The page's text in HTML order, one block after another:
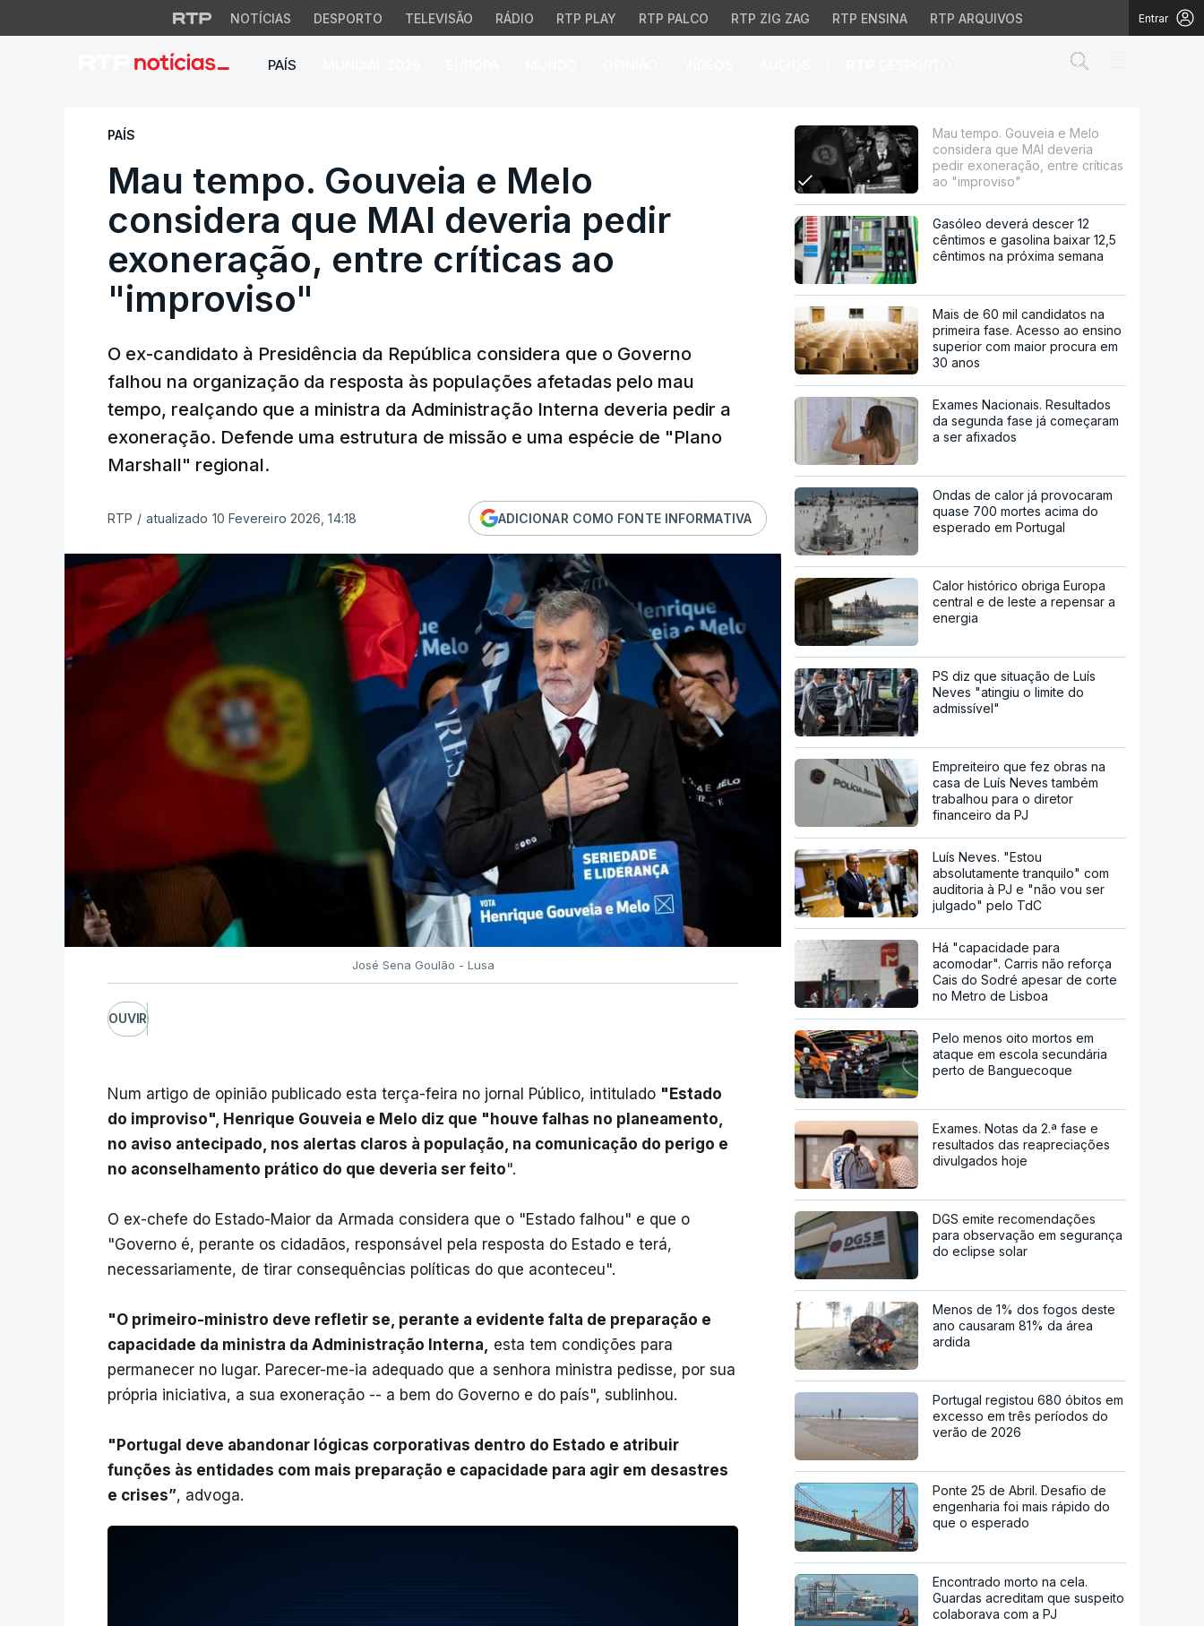
NOTÍCIAS DESPORTO TELEVISÃO RÁDIO RTP PLAY RTP PALCO RTP ZIG ZAG RTP ENSINA RTP ARQUIVOS Entrar
PAÍS
Mau tempo. Gouveia e Melo considera que MAI deveria pedir
PAÍS
Mau tempo. Gouveia e Melo
considera que MAI deveria pedir
exoneração, entre críticas ao
"improviso"
O ex-candidato à Presidência da República considera que o Governo
falhou na organização da resposta às populações afetadas pelo mau
tempo, realçando que a ministra da Administração Interna deveria pedir a
exoneração. Defende uma estrutura de missão e uma espécie de "Plano
Marshall" regional.
RTP / atualizado 10 Fevereiro 2026, 14:18 ADICIONAR COMO FONTE INFORMATIVA
José Sena Goulão - Lusa
OUVIR
Num artigo de opinião publicado esta terça-feira no jornal Público, intitulado "Estado
do improviso", Henrique Gouveia e Melo diz que "houve falhas no planeamento,
no aviso antecipado, nos alertas claros à população, na comunicação do perigo e
no aconselhamento prático do que deveria ser feito".
O ex-chefe do Estado-Maior da Armada considera que o "Estado falhou" e que o
"Governo é, perante os cidadãos, responsável pela resposta do Estado e terá,
necessariamente, de tirar consequências políticas do que aconteceu".
"O primeiro-ministro deve refletir se, perante a evidente falta de preparação e
capacidade da ministra da Administração Interna,
esta tem condições para
permanecer no lugar. Parecer-me-ia adequado que a senhora ministra pedisse, por sua
própria iniciativa, a sua exoneração -- a bem do Governo e do país", sublinhou.
"Portugal deve abandonar lógicas corporativas dentro do Estado e atribuir
funções às entidades com mais preparação e capacidade para agir em desastres
e crises”, advoga.
Mau tempo. Gouveia e Melo
considera que MAI deveria
pedir exoneração, entre críticas
ao "improviso"
Gasóleo deverá descer 12
cêntimos e gasolina baixar 12,5
cêntimos na próxima semana
Mais de 60 mil candidatos na
primeira fase. Acesso ao ensino
superior com maior procura em
30 anos
Exames Nacionais. Resultados
da segunda fase já começaram
a ser afixados
Ondas de calor já provocaram
quase 700 mortes acima do
esperado em Portugal
Calor histórico obriga Europa
central e de leste a repensar a
energia
PS diz que situação de Luís
Neves "atingiu o limite do
admissível"
Empreiteiro que fez obras na
casa de Luís Neves também
trabalhou para o diretor
financeiro da PJ
Luís Neves. "Estou
absolutamente tranquilo" com
auditoria à PJ e "não vou ser
julgado" pelo TdC
Há "capacidade para
acomodar". Carris não reforça
Cais do Sodré apesar de corte
no Metro de Lisboa
Pelo menos oito mortos em
ataque em escola secundária
perto de Banguecoque
Exames. Notas da 2.ª fase e
resultados das reapreciações
divulgados hoje
DGS emite recomendações
para observação em segurança
do eclipse solar
Menos de 1% dos fogos deste
ano causaram 81% da área
ardida
Portugal registou 680 óbitos em
excesso em três períodos do
verão de 2026
Ponte 25 de Abril. Desafio de
engenharia foi mais rápido do
que o esperado
Encontrado morto na cela.
Guardas acreditam que suspeito
colaborava com a PJ